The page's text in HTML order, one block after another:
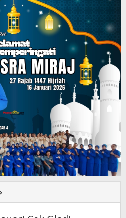
XVIII/Kasuari